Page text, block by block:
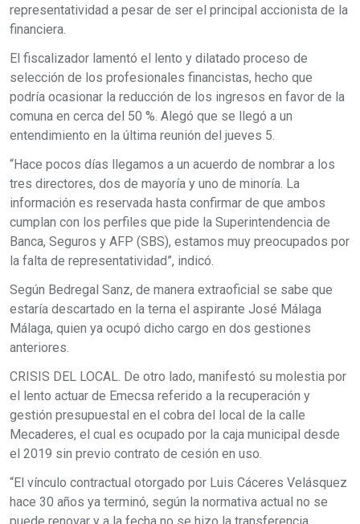
representatividad a pesar de ser el principal accionista de la
financiera.
El fiscalizador lamentó el lento y dilatado proceso de
selección de los profesionales financistas, hecho que
podría ocasionar la reducción de los ingresos en favor de la
comuna en cerca del 50 %. Alegó que se llegó a un
entendimiento en la última reunión del jueves 5.
“Hace pocos días llegamos a un acuerdo de nombrar a los
tres directores, dos de mayoría y uno de minoría. La
información es reservada hasta confirmar de que ambos
cumplan con los perfiles que pide la Superintendencia de
Banca, Seguros y AFP (SBS), estamos muy preocupados por
la falta de representatividad”, indicó.
Según Bedregal Sanz, de manera extraoficial se sabe que
estaría descartado en la terna el aspirante José Málaga
Málaga, quien ya ocupó dicho cargo en dos gestiones
anteriores.
CRISIS DEL LOCAL. De otro lado, manifestó su molestia por
el lento actuar de Emecsa referido a la recuperación y
gestión presupuestal en el cobra del local de la calle
Mecaderes, el cual es ocupado por la caja municipal desde
el 2019 sin previo contrato de cesión en uso.
“El vínculo contractual otorgado por Luis Cáceres Velásquez
hace 30 años ya terminó, según la normativa actual no se